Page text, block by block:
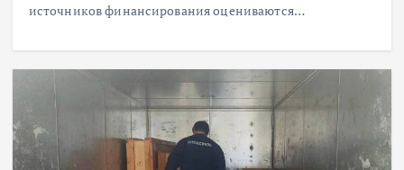
источников финансирования оцениваются…